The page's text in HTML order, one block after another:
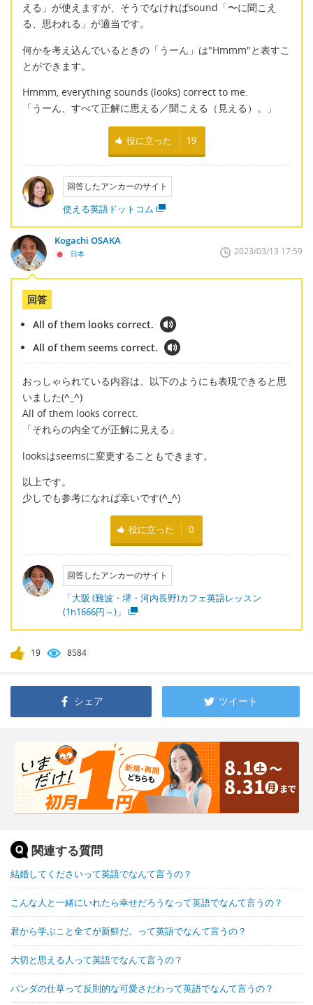
える」が使えますが、そうでなければsound「〜に聞こえ
る、思われる」が適当です。
何かを考え込んでいるときの「うーん」は"Hmmm"と表すこ
とができます。
Hmmm, everything sounds (looks) correct to me.
「うーん、すべて正解に思える／聞こえる（見える）。」
役に立った 19
回答したアンカーのサイト
使える英語ドットコム
Kogachi OSAKA
日本 2023/03/13 17:59
回答
All of them looks correct.
All of them seems correct.
おっしゃられている内容は、以下のようにも表現できると思
いました(^_^)
All of them looks correct.
「それらの内全てが正解に見える」
looksはseemsに変更することもできます。
以上です。
少しでも参考になれば幸いです(^_^)
役に立った 0
回答したアンカーのサイト
「大阪 (難波・堺・河内長野)カフェ英語レッスン
(1h1666円～)」
19 8584
シェア ツイート
関連する質問
結婚してくださいって英語でなんて言うの？
こんな人と一緒にいれたら幸せだろうなって英語でなんて言うの？
君から学ぶこと全てが新鮮だ。って英語でなんて言うの？
大切と思える人って英語でなんて言うの？
パンダの仕草って反則的な可愛さだわって英語でなんて言うの？